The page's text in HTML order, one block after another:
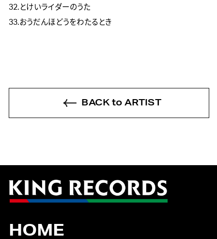
32.とけいライダーのうた
33.おうだんほどうをわたるとき
BACK to ARTIST
HOME